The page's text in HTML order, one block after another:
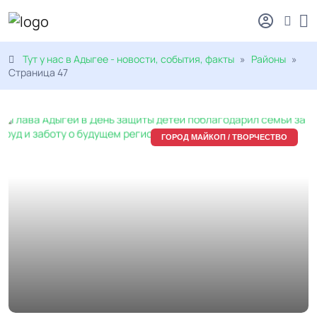
Тут у нас в Адыгее - новости, события, факты » Районы »
Страница 47
ГОРОД МАЙКОП / ТВОРЧЕСТВО